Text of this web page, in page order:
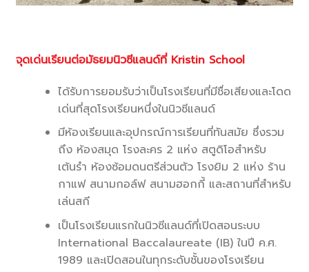
จุดเด่นเรียนต่อมัธยมนิวซีแลนด์ที่ Kristin School
ได้รับการยอมรับว่าเป็นโรงเรียนที่มีชื่อเสียงและโดด
เด่นที่สุดโรงเรียนหนึ่งในนิวซีแลนด์
มีห้องเรียนและอุปกรณ์การเรียนที่ทันสมัย ซึ่งรวม
ถึง ห้องสมุด โรงละคร 2 แห่ง สตูดิโอสำหรับ
เต้นรำ ห้องซ้อมดนตรีส่วนตัว โรงยิม 2 แห่ง ร้าน
กาแฟ สนามกอล์ฟ สนามฮอกกี้ และสถานที่สำหรับ
เล่นสกี
เป็นโรงเรียนแรกในนิวซีแลนด์ที่เปิดสอนระบบ
International Baccalaureate (IB) ในปี ค.ศ.
1989 และเปิดสอนในทุกระดับชั้นของโรงเรียน